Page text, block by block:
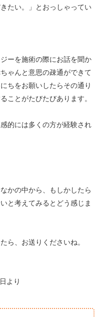
たい。」とおっしゃってい
ーを施術の際にお話を聞か
ゃんと意思の疎通ができて
ちをお願いしたらその通り
ことがたびたびあります。
的には多くの方が経験され
かの中から、もしかしたら
と考えてみるとどう感じま
ら、お送りくださいね。
より